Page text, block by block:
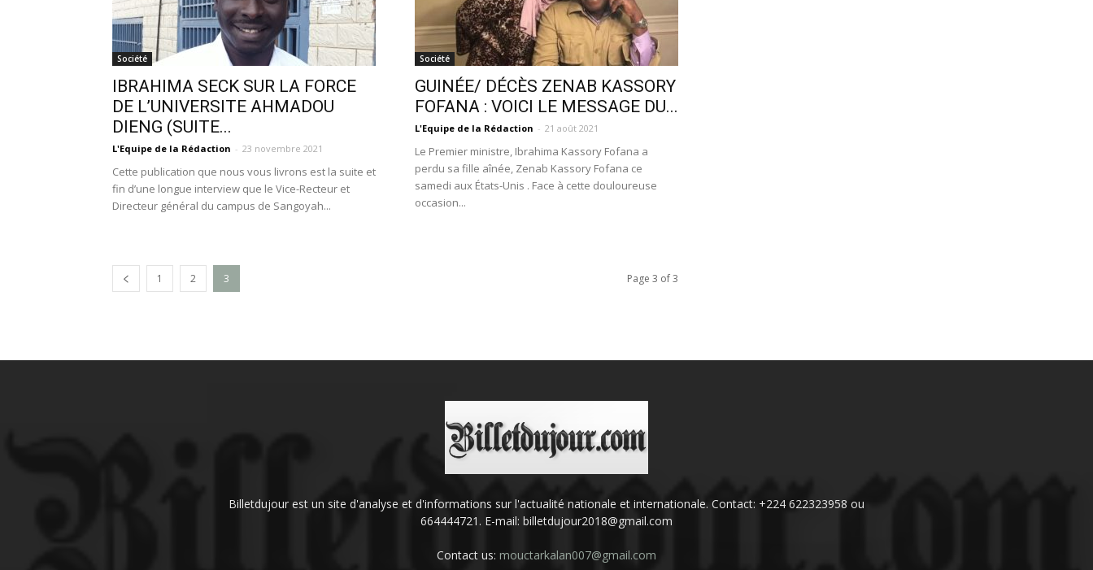
Société
IBRAHIMA SECK SUR LA FORCE
DE L’UNIVERSITE AHMADOU
DIENG (SUITE...
L'Equipe de la Rédaction - 23 novembre 2021
Cette publication que nous vous livrons est la suite et
fin d’une longue interview que le Vice-Recteur et
Directeur général du campus de Sangoyah...
Société
GUINÉE/ DÉCÈS ZENAB KASSORY
FOFANA : VOICI LE MESSAGE DU...
L'Equipe de la Rédaction - 21 août 2021
Le Premier ministre, Ibrahima Kassory Fofana a
perdu sa fille aînée, Zenab Kassory Fofana ce
samedi aux États-Unis . Face à cette douloureuse
occasion...
1 2 3 Page 3 of 3
Billetdujour est un site d'analyse et d'informations sur l'actualité nationale et internationale. Contact: +224 622323958 ou
664444721. E-mail: billetdujour2018@gmail.com
Contact us: mouctarkalan007@gmail.com